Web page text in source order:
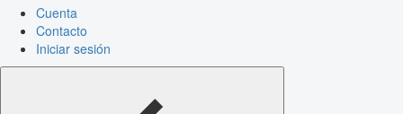
Cuenta
Contacto
Iniciar sesión